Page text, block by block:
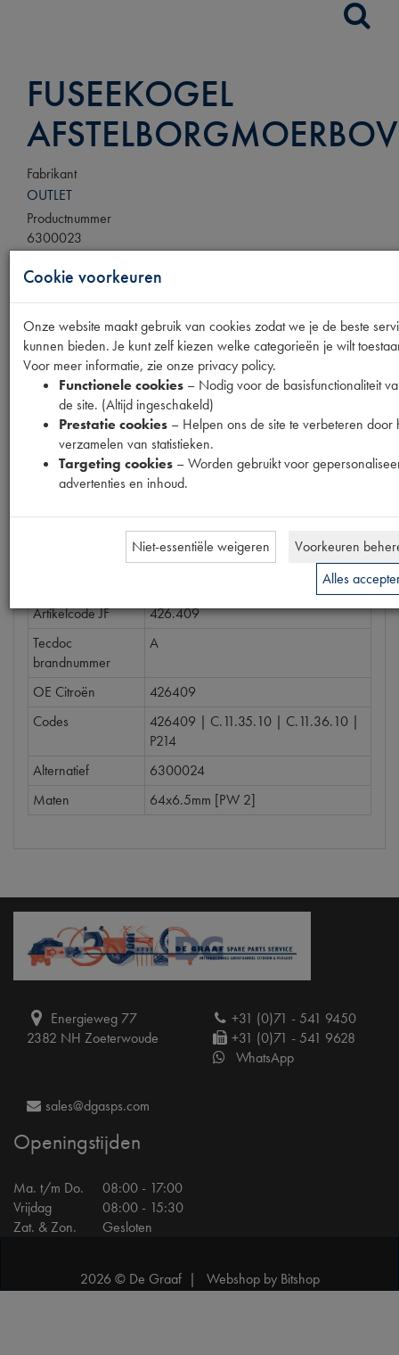
FUSEEKOGEL
Fabrikant
OUTLET
Productnummer
6300023
Normale prijs
Uw prijs
€ 5,05 ( €4,17excl. btw )
Bestel
Specificaties Omschrijving
Artikelcode JF
426.409
Tecdoc
brandnummer
A
OE Citroën
426409
Codes
426409 | C.11.35.10 | C.11.36.10 |
P214
Alternatief
6300024
Maten
64x6.5mm [PW 2]
Energieweg 77
2382 NH Zoeterwoude
+31 (0)71 - 541 9450
+31 (0)71 - 541 9628
WhatsApp
sales@dgasps.com
Openingstijden
Ma. t/m Do.
08:00 - 17:00
Vrijdag
08:00 - 15:30
Zat. & Zon.
Gesloten
2026 © De Graaf | Webshop by Bitshop
Cookie voorkeuren
Onze website maakt gebruik van cookies zodat we je de beste
kunnen bieden. Je kunt zelf kiezen welke categorieën je wilt
Voor meer informatie, zie onze privacy policy.
Functionele cookies – Nodig voor de basisfunctionaliteit
de site. (Altijd ingeschakeld)
Prestatie cookies – Helpen ons de site te verbeteren door
verzamelen van statistieken.
Targeting cookies – Worden gebruikt voor
advertenties en inhoud.
Niet-essentiële weigeren
Voorkeuren
Alles